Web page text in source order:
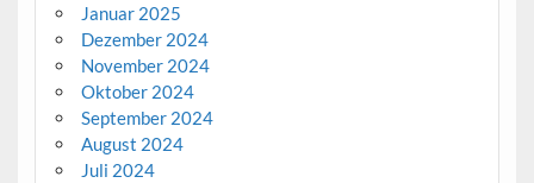
Januar 2025
Dezember 2024
November 2024
Oktober 2024
September 2024
August 2024
Juli 2024